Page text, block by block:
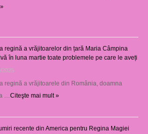
regină a vrăjitoarelor din țară Maria Câmpina
în luna martie toate problemele pe care le aveți
2025
regină a vrăjitoarele din România, doamna
… Citeşte mai mult »
recente din America pentru Regina Magiei